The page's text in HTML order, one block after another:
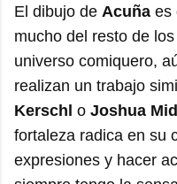
El dibujo de Acuña es
mucho del resto de
universo comiquero,
realizan un trabajo
Kerschl o Joshua
fortaleza radica en su
expresiones y hacer